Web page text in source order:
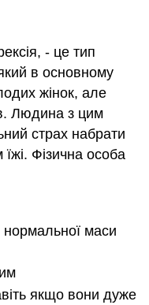
- це тип
в основному
жінок, але
Людина з цим
страх набрати
Фізична особа
нормальної маси
якщо вони дуже